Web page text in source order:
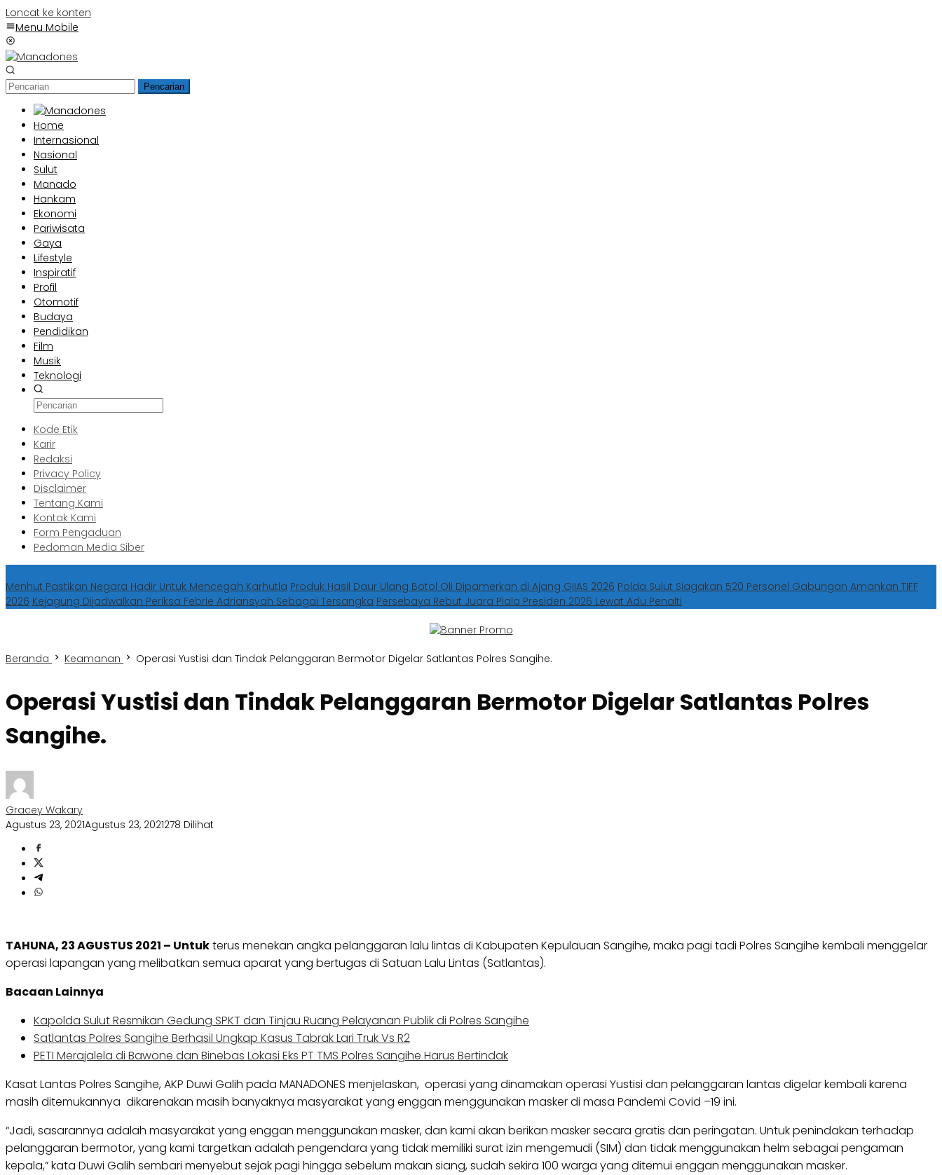
Loncat ke konten
Menu Mobile
Pencarian
Home
Internasional
Nasional
Sulut
Manado
Hankam
Ekonomi
Pariwisata
Gaya
Lifestyle
Inspiratif
Profil
Otomotif
Budaya
Pendidikan
Film
Musik
Teknologi
Kode Etik
Karir
Redaksi
Privacy Policy
Disclaimer
Tentang Kami
Kontak Kami
Form Pengaduan
Pedoman Media Siber
Menhut Pastikan Negara Hadir Untuk Mencegah Karhutla Produk Hasil Daur Ulang Botol Oli Dipamerkan di Ajang GIIAS 2026 Polda Sulut Siagakan 520 Personel Gabungan Amankan TIFF
2026 Kejagung Dijadwalkan Periksa Febrie Adriansyah Sebagai Tersangka Persebaya Rebut Juara Piala Presiden 2026 Lewat Adu Penalti
Beranda Keamanan Operasi Yustisi dan Tindak Pelanggaran Bermotor Digelar Satlantas Polres Sangihe.
Operasi Yustisi dan Tindak Pelanggaran Bermotor Digelar Satlantas Polres
Sangihe.
Gracey Wakary
Agustus 23, 2021Agustus 23, 2021278 Dilihat
TAHUNA, 23 AGUSTUS 2021 – Untukterus menekan angka pelanggaran lalu lintas di Kabupaten Kepulauan Sangihe, maka pagi tadi Polres Sangihe kembali menggelar
operasi lapangan yang melibatkan semua aparat yang bertugas di Satuan Lalu Lintas (Satlantas).
Bacaan Lainnya
Kapolda Sulut Resmikan Gedung SPKT dan Tinjau Ruang Pelayanan Publik di Polres Sangihe
Satlantas Polres Sangihe Berhasil Ungkap Kasus Tabrak Lari Truk Vs R2
PETI Merajalela di Bawone dan Binebas Lokasi Eks PT TMS Polres Sangihe Harus Bertindak
Kasat Lantas Polres Sangihe, AKP Duwi Galih pada MANADONES menjelaskan, operasi yang dinamakan operasi Yustisi dan pelanggaran lantas digelar kembali karena
masih ditemukannya dikarenakan masih banyaknya masyarakat yang enggan menggunakan masker di masa Pandemi Covid –19 ini.
“Jadi, sasarannya adalah masyarakat yang enggan menggunakan masker, dan kami akan berikan masker secara gratis dan peringatan. Untuk penindakan terhadap
pelanggaran bermotor, yang kami targetkan adalah pengendara yang tidak memiliki surat izin mengemudi (SIM) dan tidak menggunakan helm sebagai pengaman
kepala,” kata Duwi Galih sembari menyebut sejak pagi hingga sebelum makan siang, sudah sekira 100 warga yang ditemui enggan menggunakan masker.